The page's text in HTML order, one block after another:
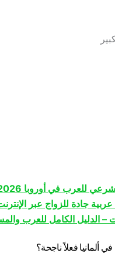
للعرب في أوروبا 2026
جادة للزواج عبر
– الدليل الكامل للعرب
ألمانيا فعلاً ناجحة؟